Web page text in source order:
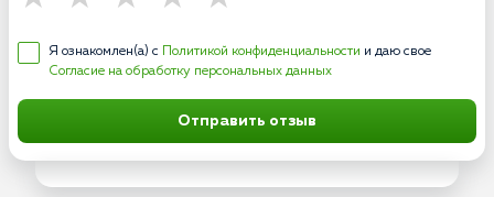
Я ознакомлен(а) с Политикой конфиденциальности и даю свое
Согласие на обработку персональных данных
Отправить отзыв